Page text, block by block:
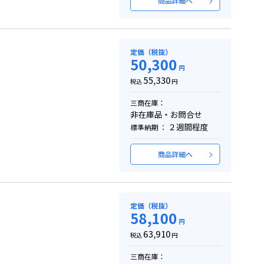
定価（税抜）
50,300 円
税込 55,330円
三商在庫：
非在庫品・お問合せ
標準納期 ： ２週間程度
商品詳細へ
定価（税抜）
58,100 円
税込 63,910円
三商在庫：